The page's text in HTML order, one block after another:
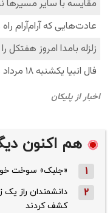
هم اکنون
1 «جلبک» سوخت
2
دانشمندان راز یک
کشف کردند